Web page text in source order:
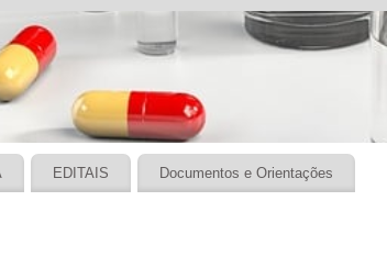
EDITAIS Documentos e Orientações